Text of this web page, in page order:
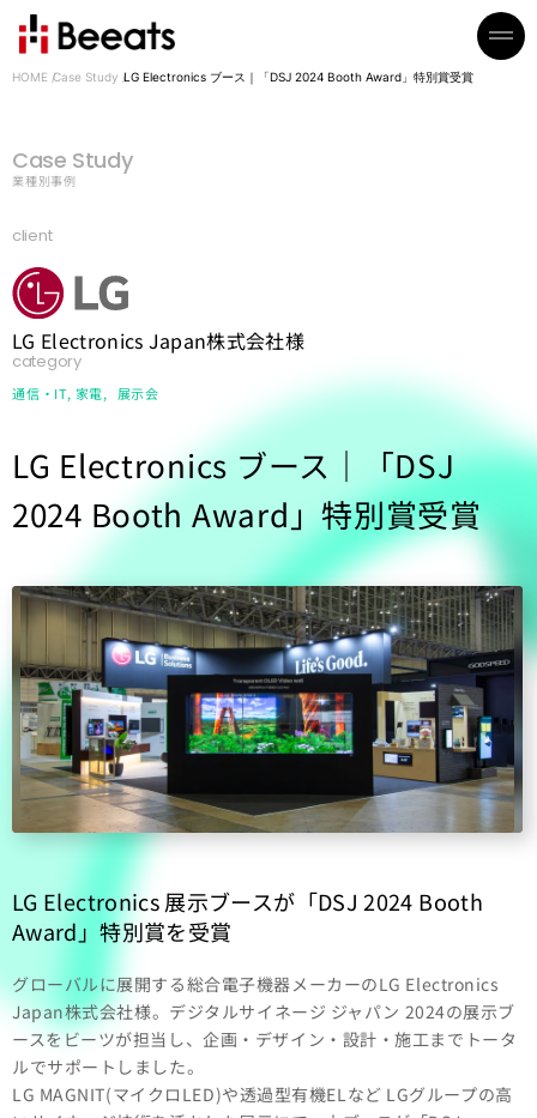
HOME Case Study LG Electronics ブース｜「DSJ 2024 Booth Award」特別賞受賞
Case Study
業種別事例
client
LG Electronics Japan株式会社様
category
通信・IT 家電 展示会
LG Electronics ブース｜「DSJ
2024 Booth Award」特別賞受賞
LG Electronics 展示ブースが「DSJ 2024 Booth
Award」特別賞を受賞
グローバルに展開する総合電子機器メーカーのLG Electronics
Japan株式会社様。デジタルサイネージ ジャパン 2024の展示ブ
ースをビーツが担当し、企画・デザイン・設計・施工までトータ
ルでサポートしました。
LG MAGNIT(マイクロLED)や透過型有機ELなど LGグループの高